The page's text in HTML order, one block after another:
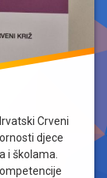
Crveni
djece
i školama.